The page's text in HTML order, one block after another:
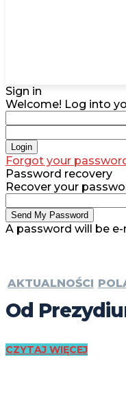
Sign in
Welcome! Log into
Forgot your
Password recovery
Recover your
A password will be
AKTUALNOŚCI
Od
CZYTAJ WIĘCEJ